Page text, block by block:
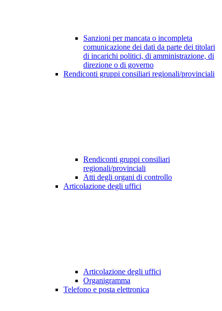
Sanzioni per mancata o incompleta
comunicazione dei dati da parte dei titolari
di incarichi politici, di amministrazione, di
direzione o di governo
Rendiconti gruppi consiliari regionali/provinciali
Rendiconti gruppi consiliari
regionali/provinciali
Atti degli organi di controllo
Articolazione degli uffici
Articolazione degli uffici
Organigramma
Telefono e posta elettronica